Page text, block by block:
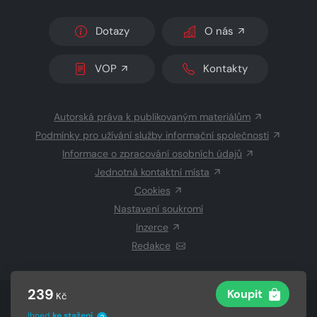
239 Kč Koupit
Dotazy O nás
VOP Kontakty
Autorská práva k publikovaným materiálům
Podmínky pro užívání služby informační společnosti
Informace o zpracování osobních údajů
Jednotná kontaktní místa
Cookies
Nastavení soukromí
Inzerce
Redakce
© 2026 Copyright CZECH NEWS CENTER a.s.a dodavatelé